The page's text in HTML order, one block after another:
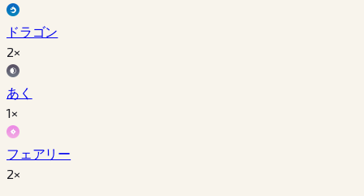
ドラゴン
2×
あく
1×
フェアリー
2×